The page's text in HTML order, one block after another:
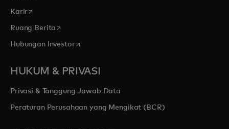
Kariropens in a new tab
Ruang Berita opens in a new tab
Hubungan Investoropens in a new tab
HUKUM & PRIVASI
Privasi & Tanggung Jawab Data
Peraturan Perusahaan yang Mengikat (BCR)